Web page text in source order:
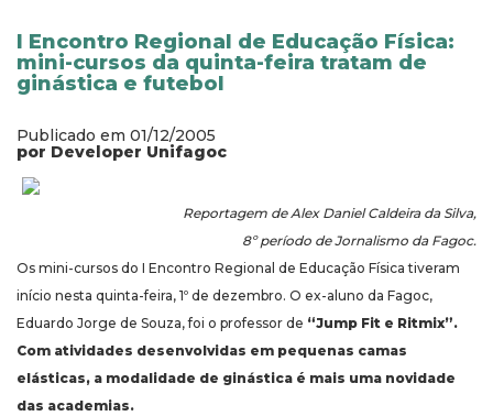
I Encontro Regional de Educação Física:
mini-cursos da quinta-feira tratam de
ginástica e futebol
Publicado em 01/12/2005
por Developer Unifagoc
Reportagem de Alex Daniel Caldeira da Silva,
8º período de Jornalismo da Fagoc.
Os mini-cursos do I Encontro Regional de Educação Física tiveram
início nesta quinta-feira, 1º de dezembro. O ex-aluno da Fagoc,
Eduardo Jorge de Souza, foi o professor de “Jump Fit e Ritmix”.
Com atividades desenvolvidas em pequenas camas
elásticas, a modalidade de ginástica é mais uma novidade
das academias.